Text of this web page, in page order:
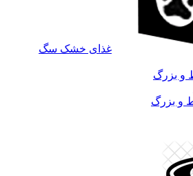
غذای خشک سگ
و بزرگ
و بزرگ